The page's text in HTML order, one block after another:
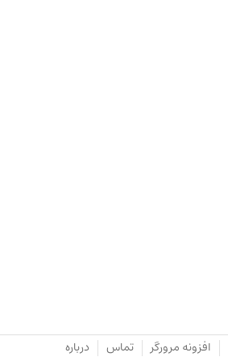
افزونه مرورگر تماس درباره